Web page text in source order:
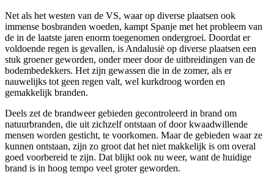
Net als het westen van de VS, waar op diverse plaatsen ook
immense bosbranden woeden, kampt Spanje met het probleem van
de in de laatste jaren enorm toegenomen ondergroei. Doordat er
voldoende regen is gevallen, is Andalusië op diverse plaatsen een
stuk groener geworden, onder meer door de uitbreidingen van de
bodembedekkers. Het zijn gewassen die in de zomer, als er
nauwelijks tot geen regen valt, wel kurkdroog worden en
gemakkelijk branden.
Deels zet de brandweer gebieden gecontroleerd in brand om
natuurbranden, die uit zichzelf ontstaan of door kwaadwillende
mensen worden gesticht, te voorkomen. Maar de gebieden waar ze
kunnen ontstaan, zijn zo groot dat het niet makkelijk is om overal
goed voorbereid te zijn. Dat blijkt ook nu weer, want de huidige
brand is in hoog tempo veel groter geworden.